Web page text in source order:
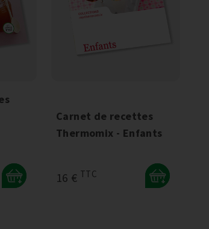
+
Carnet de recettes
Thermomix - Enfants
16 € TTC
+